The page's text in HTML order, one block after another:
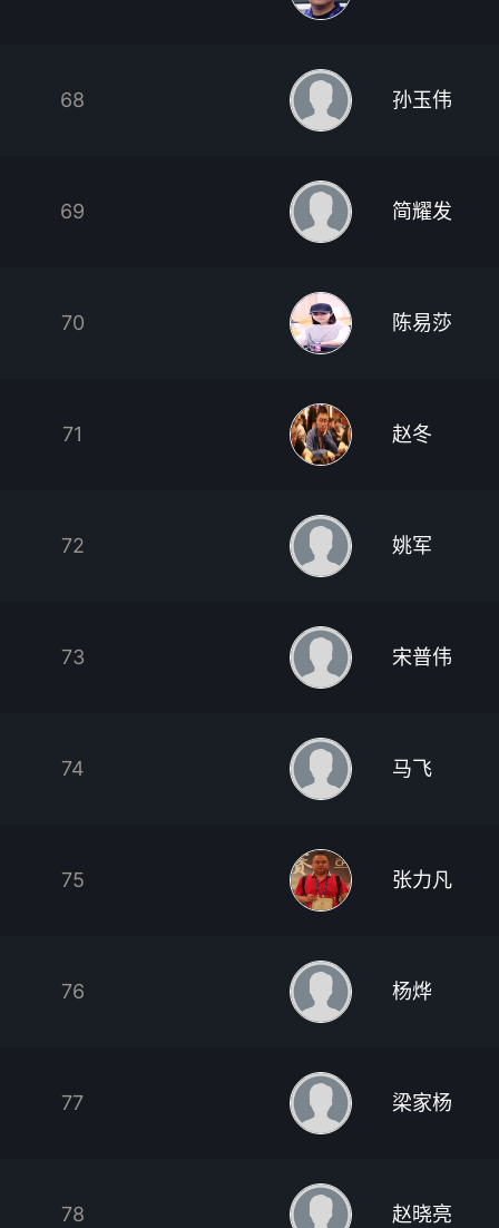
68 孙玉伟
69 简耀发
70 陈易莎
71 赵冬
72 姚军
73 宋普伟
74 马飞
75 张力凡
76 杨烨
77 梁家杨
78 赵晓亮